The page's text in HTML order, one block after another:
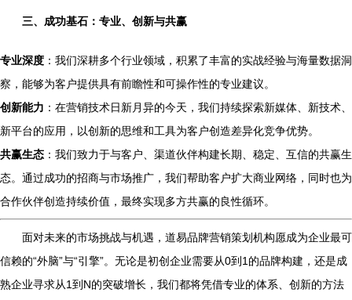
三、成功基石：专业、创新与共赢
专业深度 ：我们深耕多个行业领域，积累了丰富的实战经验与海量数据洞
察，能够为客户提供具有前瞻性和可操作性的专业建议。
创新能力 ：在营销技术日新月异的今天，我们持续探索新媒体、新技术、
新平台的应用，以创新的思维和工具为客户创造差异化竞争优势。
共赢生态 ：我们致力于与客户、渠道伙伴构建长期、稳定、互信的共赢生
态。通过成功的招商与市场推广，我们帮助客户扩大商业网络，同时也为
合作伙伴创造持续价值，最终实现多方共赢的良性循环。
面对未来的市场挑战与机遇，道易品牌营销策划机构愿成为企业最可
信赖的“外脑”与“引擎”。无论是初创企业需要从0到1的品牌构建，还是成
熟企业寻求从1到N的突破增长，我们都将凭借专业的体系、创新的方法